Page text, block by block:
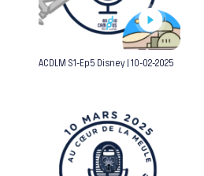
ACDLM S1-Ep5 Disney | 10-02-2025